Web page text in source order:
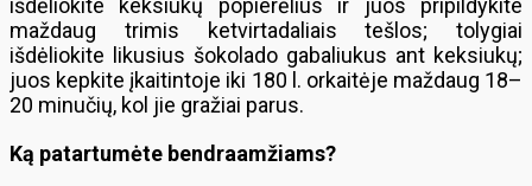
išdėliokite keksiukų popierėlius ir juos pripildykite
maždaug trimis ketvirtadaliais tešlos; tolygiai
išdėliokite likusius šokolado gabaliukus ant keksiukų;
juos kepkite įkaitintoje iki 180 l. orkaitėje maždaug 18–
20 minučių, kol jie gražiai parus.
Ką patartumėte bendraamžiams?